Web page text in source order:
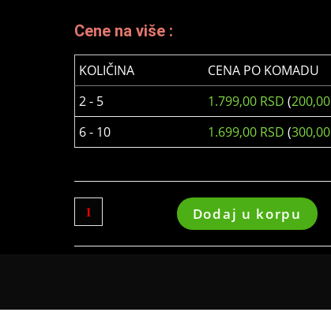
Cene na više :
KOLIČINA
CENA PO KOMADU
2 - 5
1.799,00 RSD (200,00
6 - 10
1.699,00 RSD (300,00
Dodaj u korpu